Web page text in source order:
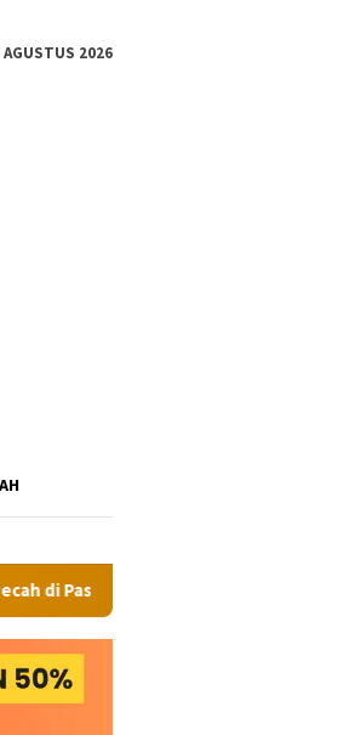
AGUSTUS 2026
Binjai: Emosi Seorang Wanita